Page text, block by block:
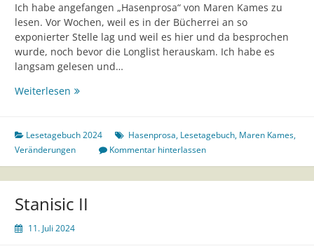
Ich habe angefangen „Hasenprosa“ von Maren Kames zu
lesen. Vor Wochen, weil es in der Bücherrei an so
exponierter Stelle lag und weil es hier und da besprochen
wurde, noch bevor die Longlist herauskam. Ich habe es
langsam gelesen und…
Weiterlesen Hasenprosa
Lesetagebuch 2024 Hasenprosa, Lesetagebuch, Maren Kames,
Veränderungen
Kommentar hinterlassen
Stanisic II
11. Juli 2024